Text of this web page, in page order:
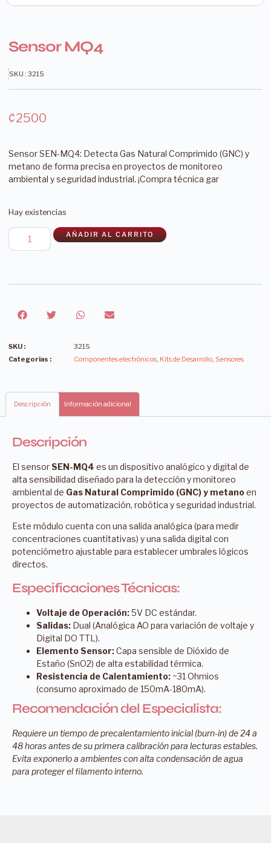
Sensor MQ4
SKU : 3215
₡2500
Sensor SEN-MQ4: Detecta Gas Natural Comprimido (GNC) y
metano de forma precisa en proyectos de monitoreo
ambiental y seguridad industrial. ¡Compra técnica gar
Hay existencias
AÑADIR AL CARRITO
SKU :
3215
Categorías :
Componentes electrónicos, Kits de Desarrollo, Sensores
Descripción Información adicional
Descripción
El sensorSEN-MQ4 es un dispositivo analógico y digital de
alta sensibilidad diseñado para la detección y monitoreo
ambiental de Gas Natural Comprimido (GNC) y metanoen
proyectos de automatización, robótica y seguridad industrial.
Este módulo cuenta con una salida analógica (para medir
concentraciones cuantitativas) y una salida digital con
potenciómetro ajustable para establecer umbrales lógicos
directos.
Especificaciones Técnicas:
Voltaje de Operación:5V DC estándar.
Salidas: Dual (Analógica AO para variación de voltaje y
Digital DO TTL).
Elemento Sensor:Capa sensible de Dióxido de
Estaño (SnO2) de alta estabilidad térmica.
Resistencia de Calentamiento: ~31 Ohmios
(consumo aproximado de 150mA-180mA).
Recomendación del Especialista:
Requiere un tiempo de precalentamiento inicial (burn-in) de 24 a
48 horas antes de su primera calibración para lecturas estables.
Evita exponerlo a ambientes con alta condensación de agua
para proteger el filamento interno.